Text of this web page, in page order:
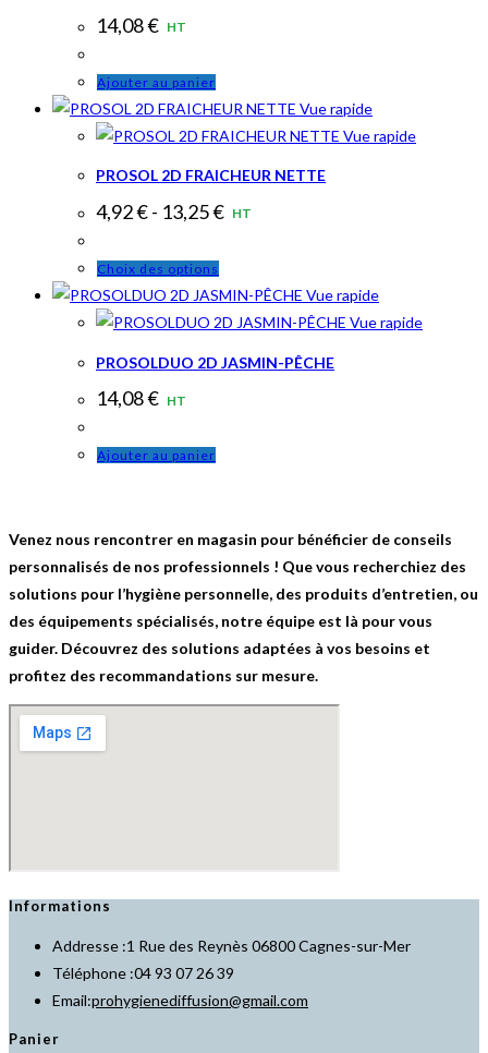
14,08€ HT
Ajouter au panier
Vue rapide
Vue rapide
PROSOL 2D FRAICHEUR NETTE
4,92€- 13,25€ HT
Choix des options
produit
a
variations.
sur
la
page
du
produit
Vue rapide
Vue rapide
PROSOLDUO 2D JASMIN-PÊCHE
14,08€ HT
Ajouter au panier
Venez nous rencontrer en magasin pour bénéficier de conseils
personnalisés de nos professionnels ! Que vous recherchiez des
solutions pour l’hygiène personnelle, des produits d’entretien, ou
des équipements spécialisés, notre équipe est là pour vous
guider. Découvrez des solutions adaptées à vos besoins et
profitez des recommandations sur mesure.
Informations
Addresse :1 Rue des Reynès 06800 Cagnes-sur-Mer
Téléphone :04 93 07 26 39
Email:prohygienediffusion@gmail.com
Panier